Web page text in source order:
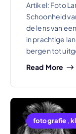
Artikel: Foto
Schoonheid
de lens van
in prachtige
bergen tot
Read More
fotografie ,